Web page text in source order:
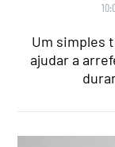
Um simples
ajudar a